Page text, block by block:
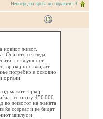
Непосредна врска до пораките: 3
новиот живот,
Она што се гледа
но всушност
врз кој што влијаат
потребно е основно
органи.
мажот кај кој
со околу 450 000
во животот на жената
ќе созреат и ќе бидат
циклус и